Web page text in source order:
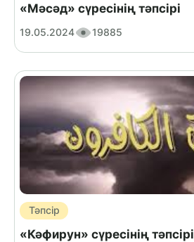
«Мәсәд» сүресінің тәпсірі
19.05.2024 19885
Тәпсір
«Кәфирун» сүресінің тәпсірі